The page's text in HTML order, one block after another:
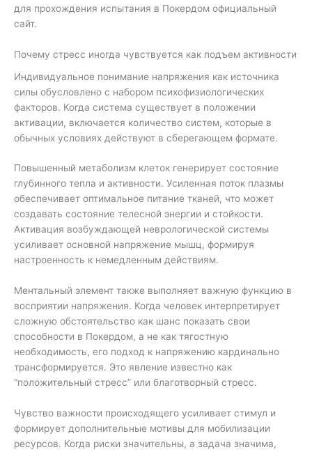
для прохождения испытания в Покердом официальный
сайт.
Почему стресс иногда чувствуется как подъем активности
Индивидуальное понимание напряжения как источника
силы обусловлено с набором психофизиологических
факторов. Когда система существует в положении
активации, включается количество систем, которые в
обычных условиях действуют в сберегающем формате.
Повышенный метаболизм клеток генерирует состояние
глубинного тепла и активности. Усиленная поток плазмы
обеспечивает оптимальное питание тканей, что может
создавать состояние телесной энергии и стойкости.
Активация возбуждающей неврологической системы
усиливает основной напряжение мышц, формируя
настроенность к немедленным действиям.
Ментальный элемент также выполняет важную функцию в
восприятии напряжения. Когда человек интерпретирует
сложную обстоятельство как шанс показать свои
способности в Покердом, а не как тягостную
необходимость, его подход к напряжению кардинально
трансформируется. Это явление известно как
“положительный стресс” или благотворный стресс.
Чувство важности происходящего усиливает стимул и
формирует дополнительные мотивы для мобилизации
ресурсов. Когда риски значительны, а задача значима,